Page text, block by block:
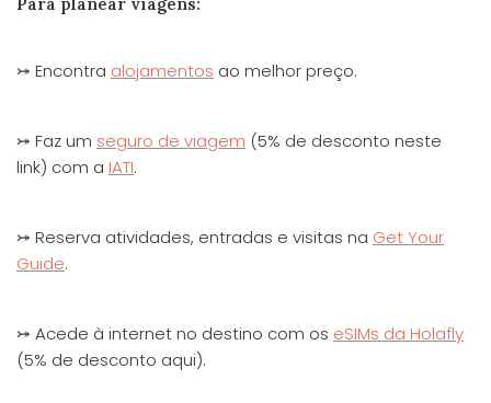
⤖ Encontra alojamentos ao melhor preço.
⤖ Faz um seguro de viagem (5% de desconto neste
link) com a IATI.
⤖ Reserva atividades, entradas e visitas na Get Your
Guide.
⤖ Acede à internet no destino com os eSIMs da Holafly
(5% de desconto aqui).